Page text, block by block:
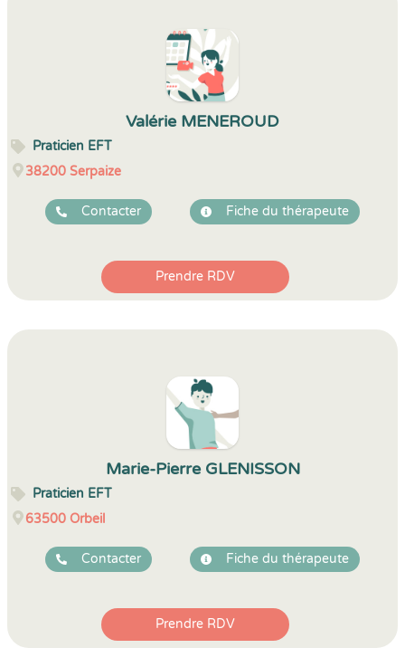
Valérie MENEROUD
Praticien EFT
38200 Serpaize
Contacter Fiche du thérapeute
Prendre RDV
Marie-Pierre GLENISSON
Praticien EFT
63500 Orbeil
Contacter Fiche du thérapeute
Prendre RDV